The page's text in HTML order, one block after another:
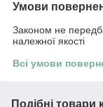
Умови
Законом не
належної якості
Всі умови
Подібні товари